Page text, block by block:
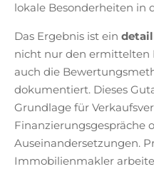
lokale Besonderheiten in
Das Ergebnis ist ein
nicht nur den ermittelten
auch die
dokumentiert. Dieses
Grundlage für
Finanzierungsgespräche
Auseinandersetzungen.
Immobilienmakler